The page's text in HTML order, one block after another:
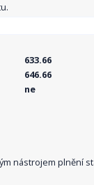
633.66
646.66
ne
nástrojem plnění